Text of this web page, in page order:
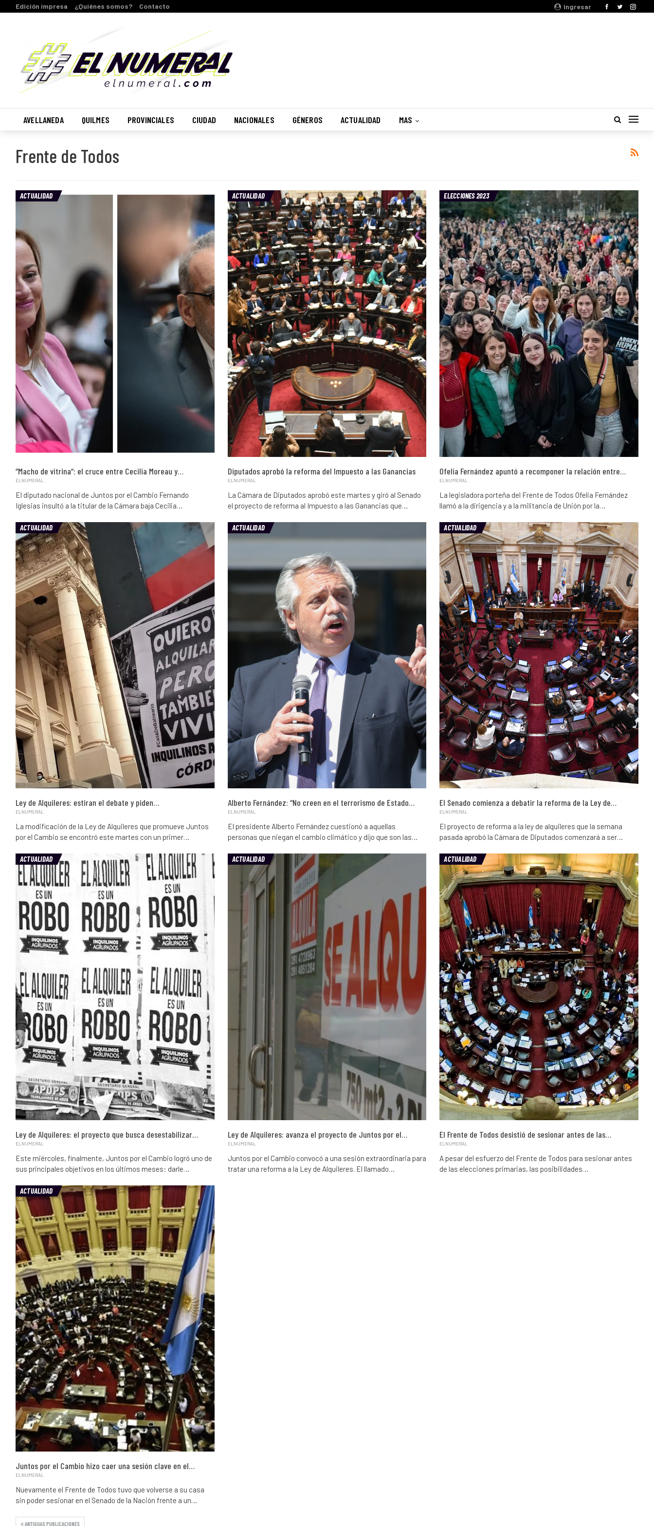
Ingresar
Edición impresa ¿Quiénes somos? Contacto
AVELLANEDA QUILMES PROVINCIALES CIUDAD NACIONALES GÉNEROS ACTUALIDAD MAS
Frente de Todos
ACTUALIDAD
“Macho de vitrina“: el cruce entre Cecilia Moreau y…
ELNUMERAL
El diputado nacional de Juntos por el Cambio Fernando
Iglesias insultó a la titular de la Cámara baja Cecilia
ACTUALIDAD
Diputados aprobó la reforma del Impuesto a las Ganancias
ELNUMERAL
La Cámara de Diputados aprobó este martes y giró al Senado
el proyecto de reforma al Impuesto a las Ganancias que…
ELECCIONES 2023
Ofelia Fernández apuntó a recomponer la relación entre…
ELNUMERAL
La legisladora porteña del Frente de Todos Ofelia Fernández
llamó a la dirigencia y a la militancia de Unión por la…
ACTUALIDAD
Ley de Alquileres: estiran el debate y piden…
ELNUMERAL
La modificación de la Ley de Alquileres que promueve Juntos
por el Cambio se encontró este martes con un primer…
ACTUALIDAD
Alberto Fernández: “No creen en el terrorismo de Estado…
ELNUMERAL
El presidente Alberto Fernández cuestionó a aquellas
personas que niegan el cambio climático y dijo que son las…
ACTUALIDAD
El Senado comienza a debatir la reforma de la Ley de…
ELNUMERAL
El proyecto de reforma a la ley de alquileres que la semana
pasada aprobó la Cámara de Diputados comenzará a ser…
ACTUALIDAD
Ley de Alquileres: el proyecto que busca desestabilizar…
ELNUMERAL
Este miércoles, finalmente, Juntos por el Cambio logró uno de
sus principales objetivos en los últimos meses: darle…
ACTUALIDAD
Ley de Alquileres: avanza el proyecto de Juntos por el…
ELNUMERAL
Juntos por el Cambio convocó a una sesión extraordinaria para
tratar una reforma a la Ley de Alquileres. El llamado…
ACTUALIDAD
El Frente de Todos desistió de sesionar antes de las…
ELNUMERAL
A pesar del esfuerzo del Frente de Todos para sesionar antes
de las elecciones primarias, las posibilidades…
ACTUALIDAD
Juntos por el Cambio hizo caer una sesión clave en el…
ELNUMERAL
Nuevamente el Frente de Todos tuvo que volverse a su casa
sin poder sesionar en el Senado de la Nación frente a un…
ANTIGUAS PUBLICACIONES
Suscribete